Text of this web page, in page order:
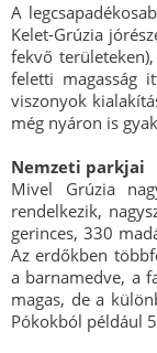
A
Kelet-Grúzia
fekvő
feletti magasság
viszonyok
még nyáron is
Nemzeti parkjai
Mivel Grúzia
rendelkezik,
gerinces, 330
Az erdőkben
a barnamedve, a
magas, de a
Pókokból például